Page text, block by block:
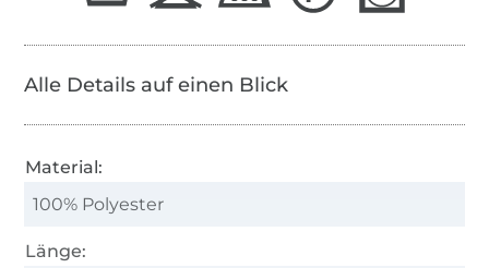
Alle Details auf einen Blick
Material:
100% Polyester
Länge: